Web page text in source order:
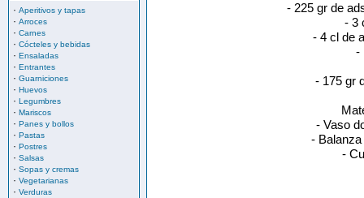
· Aperitivos y tapas
· Arroces
· Carnes
· Cócteles y bebidas
· Ensaladas
· Entrantes
· Guarniciones
· Huevos
· Legumbres
· Mariscos
· Panes y bollos
· Pastas
· Postres
· Salsas
· Sopas y cremas
· Vegetarianas
· Verduras
- 225 gr de
- 3
- 4 cl de
-
- 175 gr
- Vaso
-
-